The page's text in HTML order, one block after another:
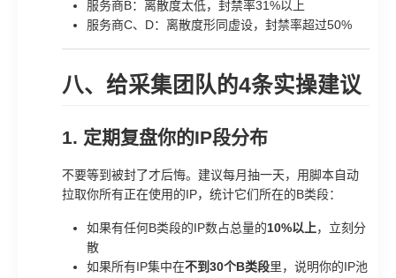
服务商B：离散度太低，封禁率31%以上
服务商C、D：离散度形同虚设，封禁率超过50%
八、给采集团队的4条实操建议
1. 定期复盘你的IP段分布
不要等到被封了才后悔。建议每月抽一天，用脚本自动
拉取你所有正在使用的IP，统计它们所在的B类段：
如果有任何B类段的IP数占总量的10%以上，立刻分
散
如果所有IP集中在不到30个B类段里，说明你的IP池